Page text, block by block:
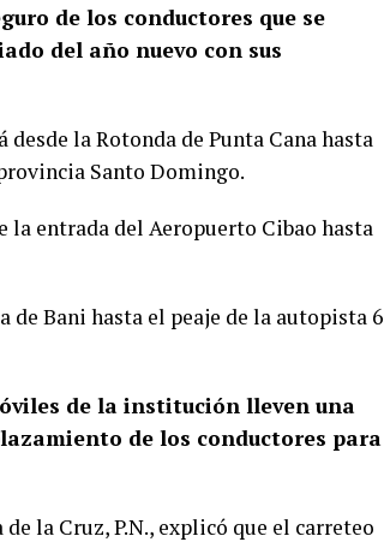
de los conductores que se
del año nuevo con sus
la Rotonda de Punta Cana hasta
Santo Domingo.
la entrada del Aeropuerto Cibao hasta
Bani hasta el peaje de la autopista 6
de la institución lleven una
de los conductores para
la Cruz, P.N., explicó que el carreteo